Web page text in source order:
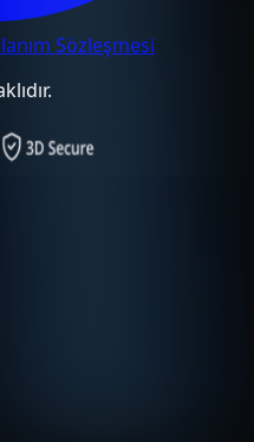
Sözleşmesi